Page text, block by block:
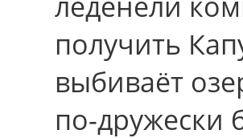
получить
выбиваёт
по-дружески